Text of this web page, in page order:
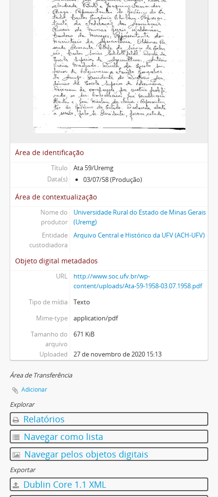
Área de identificação
Título
Ata 59/Uremg
Data(s)
03/07/58 (Produção)
Área de contextualização
Nome do
produtor
Universidade Rural do Estado de Minas Gerais
(Uremg)
Entidade
custodiadora
Arquivo Central e Histórico da UFV (ACH-UFV)
Objeto digital metadados
URL
http://www.soc.ufv.br/wp-
content/uploads/Ata-59-1958-03.07.1958.pdf
Tipo de mídia
Texto
Mime-type
application/pdf
Tamanho do
arquivo
671 KiB
Uploaded 27 de novembro de 2020 15:13
Área de Transferência
Adicionar
Explorar
Relatórios
Navegar como lista
Navegar pelos objetos digitais
Exportar
Dublin Core 1.1 XML